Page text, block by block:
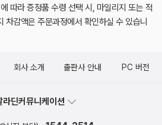
따라 증정품 수령 선택 시, 마일리지 또는 적
차감액은 주문과정에서 확인하실 수 있습니
회사 소개 출판사 안내 PC 버전
라딘커뮤니케이션